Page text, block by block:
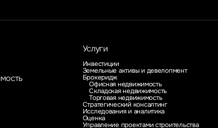
Услуги
Инвестиции
Земельные активы и девелопмент
Брокеридж
Офисная недвижимость
Складская недвижимость
Торговая недвижимость
Стратегический консалтинг
Исследования и аналитика
Оценка
Управление проектами строительства